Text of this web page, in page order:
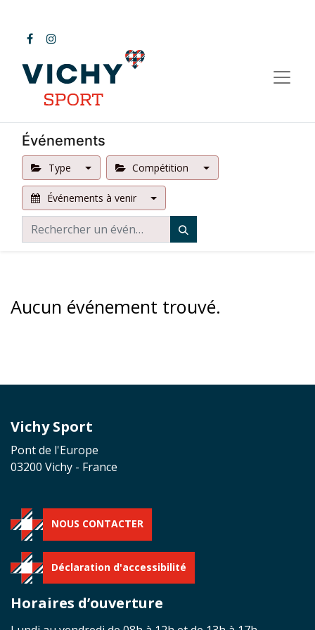
Événements
Type Compétition
Événements à venir
Aucun événement trouvé.
Vichy Sport
Pont de l'Europe
03200 Vichy - France
NOUS CONTACTER
Déclaration d'accessibilité
Horaires d’ouverture